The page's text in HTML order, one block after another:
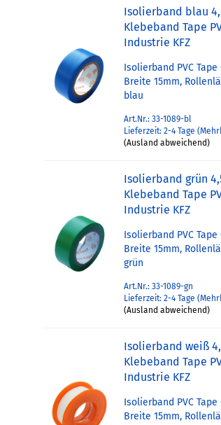
Isolierband blau
Klebeband Tape
Industrie KFZ
Isolierband PVC
Breite 15mm,
blau
Art.Nr.: 33-1089-bl
Lieferzeit: 2-4 Tage
(Ausland abweichend)
Isolierband grün
Klebeband Tape
Industrie KFZ
Isolierband PVC
Breite 15mm,
grün
Art.Nr.: 33-1089-gn
Lieferzeit: 2-4 Tage
(Ausland abweichend)
Isolierband weiß
Klebeband Tape
Industrie KFZ
Isolierband PVC
Breite 15mm,